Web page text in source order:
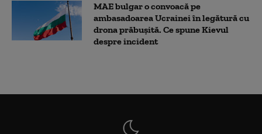
MAE bulgar o convoacă pe
ambasadoarea Ucrainei în legătură cu
drona prăbuşită. Ce spune Kievul
despre incident